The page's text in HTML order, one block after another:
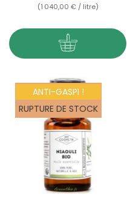
(1 040,00 € / litre)
ANTI-GASPI !
RUPTURE DE STOCK